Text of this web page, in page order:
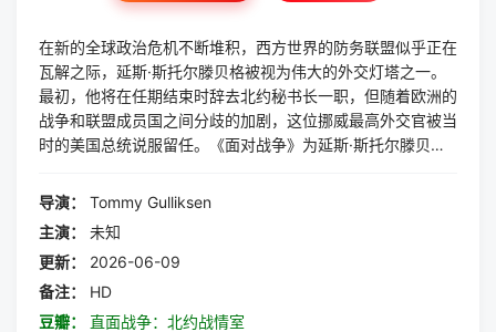
在新的全球政治危机不断堆积，西方世界的防务联盟似乎正在
瓦解之际，延斯·斯托尔滕贝格被视为伟大的外交灯塔之一。
最初，他将在任期结束时辞去北约秘书长一职，但随着欧洲的
战争和联盟成员国之间分歧的加剧，这位挪威最高外交官被当
时的美国总统说服留任。《面对战争》为延斯·斯托尔滕贝格
的一年，正如他向乌克兰总统弗拉基米尔·泽连斯基承诺的那
样，只要有必要，联盟将与乌克兰站在一起。然而，对乌克兰
战争可能蔓延到欧洲其他地区的担忧加剧了32个盟国之间的
紧张局势，斯托尔滕贝格必须依靠他所有的外交技巧来保持联
盟的团结。幸运的是，这位挪威政治家精通微妙的妥协艺术，
深知适时表示支持的重要性。在与雷杰普·埃尔多安和维克托·
导演：
Tommy Gulliksen
主演：
未知
更新：
2026-06-09
备注：
HD
豆瓣：
直面战争：北约战情室